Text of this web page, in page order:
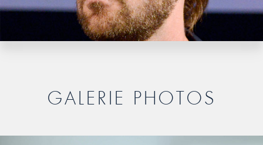
GALERIE PHOTOS